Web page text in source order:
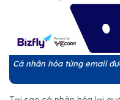
Cá nhân hóa từng email